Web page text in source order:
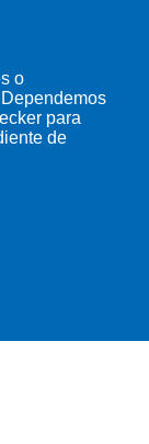
o
para
de